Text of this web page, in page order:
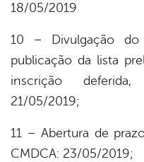
18/05/2019
10 – Divulgação do
publicação da lista
inscrição
21/05/2019;
11 – Abertura de
CMDCA: 23/05/2019;